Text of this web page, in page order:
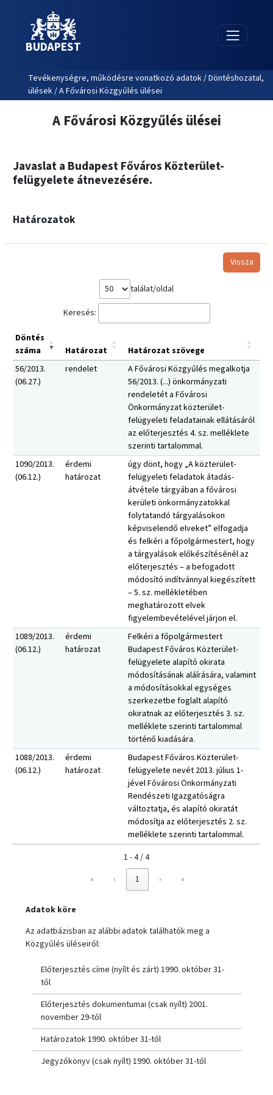
BUDAPEST
Tevékenységre, működésre vonatkozó adatok / Döntéshozatal,
ülések / A Fővárosi Közgyűlés ülései
A Fővárosi Közgyűlés ülései
Javaslat a Budapest Főváros Közterület-
felügyelete átnevezésére.
Határozatok
Vissza
találat/oldal
Keresés:
Döntés
száma
Határozat
Határozat szövege
56/2013.
(06.27.)
rendelet
A Fővárosi Közgyűlés megalkotja
56/2013. (...) önkormányzati
rendeletét a Fővárosi
Önkormányzat közterület-
felügyeleti feladatainak ellátásáról
az előterjesztés 4. sz. melléklete
szerinti tartalommal.
1090/2013.
(06.12.)
érdemi
határozat
úgy dönt, hogy „A közterület-
felügyeleti feladatok átadás-
átvétele tárgyában a fővárosi
kerületi önkormányzatokkal
folytatandó tárgyalásokon
képviselendő elveket” elfogadja
és felkéri a főpolgármestert, hogy
a tárgyalások előkészítésénél az
előterjesztés – a befogadott
módosító indítvánnyal kiegészített
– 5. sz. mellékletében
meghatározott elvek
figyelembevételével járjon el.
1089/2013.
(06.12.)
érdemi
határozat
Felkéri a főpolgármestert
Budapest Főváros Közterület-
felügyelete alapító okirata
módosításának aláírására, valamint
a módosításokkal egységes
szerkezetbe foglalt alapító
okiratnak az előterjesztés 3. sz.
melléklete szerinti tartalommal
történő kiadására.
1088/2013.
(06.12.)
érdemi
határozat
Budapest Főváros Közterület-
felügyelete nevét 2013. július 1-
jével Fővárosi Önkormányzati
Rendészeti Igazgatóságra
változtatja, és alapító okiratát
módosítja az előterjesztés 2. sz.
melléklete szerinti tartalommal.
1 - 4 / 4
«
‹ 1 › »
Adatok köre
Az adatbázisban az alábbi adatok találhatók meg a
Közgyűlés üléseiről:
Előterjesztés címe (nyílt és zárt) 1990. október 31-
től
Előterjesztés dokumentumai (csak nyílt) 2001.
november 29-től
Határozatok 1990. október 31-től
Jegyzőkönyv (csak nyílt) 1990. október 31-től